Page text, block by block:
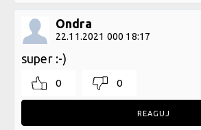
Ondra
22.11.2021 000 18:17
super :-)
0 0
REAGUJ